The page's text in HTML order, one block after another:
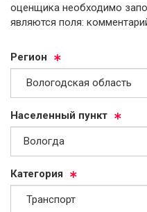
оценщика необходимо
являются поля:
Ре­ги­он
На­се­лен­ный пункт
Ка­те­го­рия